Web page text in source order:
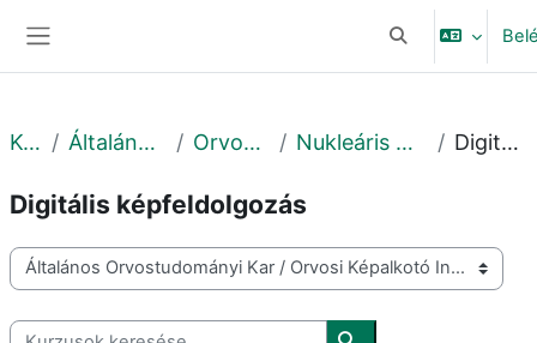
Keresési
Kurzusok Általános Orvostudományi Kar Orvosi Képalkotó Intézet Nukleáris Medicina Nem Önálló Tanszék Digitális képfeldolgozás
Digitális képfeldolgozás
Kurzuskategóriák
Kurzusok keresése